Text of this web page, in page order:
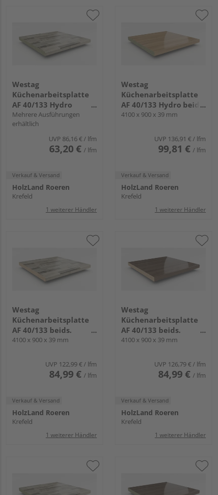
Westag
Küchenarbeitsplatte
AF 40/133 Hydro
einseitig gerundet
BBL242 POF ajaccio
Mehrere Ausführungen
erhältlich
UVP 86,16 €/ lfm
63,20 € / lfm
Verkauf & Versand
HolzLand Roeren
Krefeld
1 weiterer Händler
Westag
Küchenarbeitsplatte
AF 40/133 Hydro beids.
gerundet EI370 SI fjord
4100 x 900 x 39 mm
UVP 136,91 €/ lfm
99,81 € / lfm
Verkauf & Versand
HolzLand Roeren
Krefeld
1 weiterer Händler
Westag
Küchenarbeitsplatte
AF 40/133 beids.
gerundet BBL242 POF
4100 x 900 x 39 mm
UVP 122,99 €/ lfm
84,99 € / lfm
Verkauf & Versand
HolzLand Roeren
Krefeld
1 weiterer Händler
Westag
Küchenarbeitsplatte
AF 40/133 beids.
gerundet EI740 SI
4100 x 900 x 39 mm
UVP 126,79 €/ lfm
84,99 € / lfm
Verkauf & Versand
HolzLand Roeren
Krefeld
1 weiterer Händler